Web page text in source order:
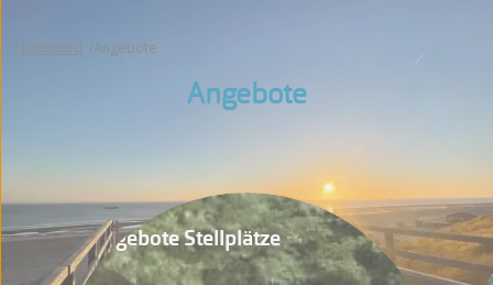
Duinoord Angebote
Angebote
Angebote Stellplätze